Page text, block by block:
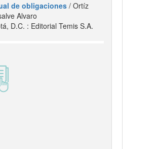
de obligaciones / Ortíz
Alvaro
D.C. : Editorial Temis S.A.